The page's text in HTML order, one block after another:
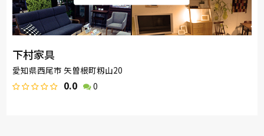
下村家具
愛知県西尾市 矢曽根町籾山20
0.0 0